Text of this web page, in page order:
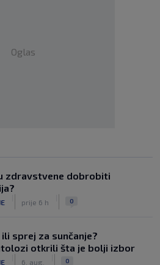
Oglas
zdravstvene dobrobiti
prije 6 h 0
ili sprej za sunčanje?
otkrili šta je bolji izbor
6. aug. 0